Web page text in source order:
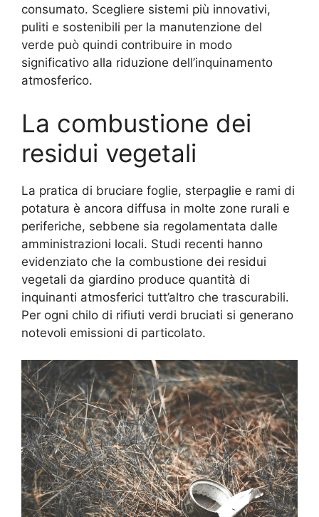
consumato. Scegliere sistemi più innovativi,
puliti e sostenibili per la manutenzione del
verde può quindi contribuire in modo
significativo alla riduzione dell’inquinamento
atmosferico.
La combustione dei
residui vegetali
La pratica di bruciare foglie, sterpaglie e rami di
potatura è ancora diffusa in molte zone rurali e
periferiche, sebbene sia regolamentata dalle
amministrazioni locali. Studi recenti hanno
evidenziato che la combustione dei residui
vegetali da giardino produce quantità di
inquinanti atmosferici tutt’altro che trascurabili.
Per ogni chilo di rifiuti verdi bruciati si generano
notevoli emissioni di particolato.